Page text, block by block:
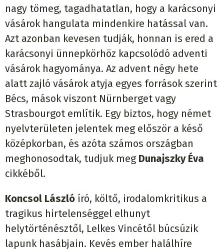
nagy tömeg, tagadhatatlan, hogy a karácsonyi
vásárok hangulata mindenkire hatással van.
Azt azonban kevesen tudják, honnan is ered a
karácsonyi ünnepkörhöz kapcsolódó adventi
vásárok hagyománya. Az advent négy hete
alatt zajló vásárok atyja egyes források szerint
Bécs, mások viszont Nürnberget vagy
Strasbourgot említik. Egy biztos, hogy német
nyelvterületen jelentek meg először a késő
középkorban, és azóta számos országban
meghonosodtak, tudjuk meg Dunajszky Éva
cikkéből.
Koncsol László író, költő, irodalomkritikus a
tragikus hirtelenséggel elhunyt
helytörténésztől, Lelkes Vincétől búcsúzik
lapunk hasábjain. Kevés ember halálhíre